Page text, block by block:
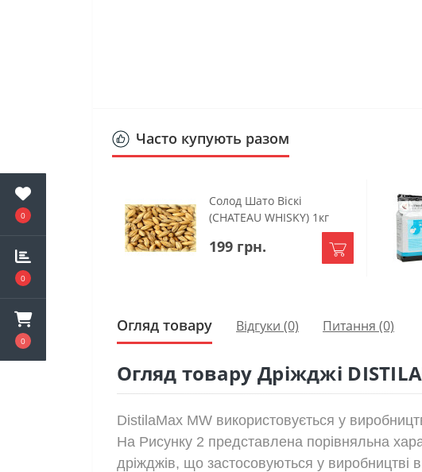
0
0
0
Часто купують разом
Солод Шато Віскі
(CHATEAU WHISKY) 1кг
199 грн.
Огляд товару Відгуки (0) Питання (0)
Огляд товару Дріжджі
DistilaMax MW використовується у
На Рисунку 2 представлена порівняльна
дріжджів, що застосовуються у виробництві